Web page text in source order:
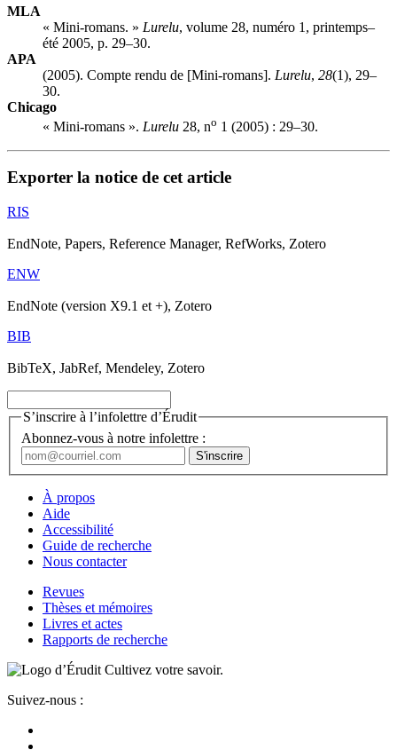
MLA
« Mini-romans. » Lurelu, volume 28, numéro 1, printemps–
été 2005, p. 29–30.
APA
(2005). Compte rendu de [Mini-romans]. Lurelu, 28(1), 29–
30.
Chicago
« Mini-romans ». Lurelu 28, no 1 (2005) : 29–30.
Exporter la notice de cet article
RIS
EndNote, Papers, Reference Manager, RefWorks, Zotero
ENW
EndNote (version X9.1 et +), Zotero
BIB
BibTeX, JabRef, Mendeley, Zotero
S’inscrire à l’infolettre d’Érudit
Abonnez-vous à notre infolettre :
À propos
Aide
Accessibilité
Guide de recherche
Nous contacter
Revues
Thèses et mémoires
Livres et actes
Rapports de recherche
Cultivez votre savoir.
Suivez-nous :